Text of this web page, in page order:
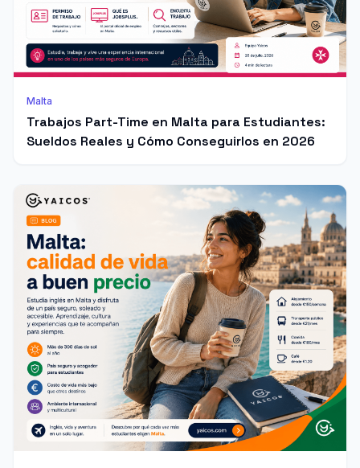
Malta
Trabajos Part-Time en Malta para Estudiantes:
Sueldos Reales y Cómo Conseguirlos en 2026